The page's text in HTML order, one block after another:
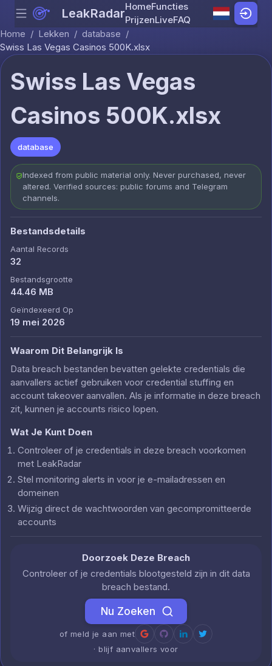
Skip to content
Menu LeakRadarHomeFuncties
PrijzenLiveFAQ
Home / Lekken / database /
Swiss Las Vegas Casinos 500K.xlsx
Swiss Las Vegas
Casinos 500K.xlsx
database
Indexed from public material only. Never purchased, never
altered. Verified sources: public forums and Telegram
channels.
Bestandsdetails
Aantal Records
32
Bestandsgrootte
44.46 MB
Geïndexeerd Op
19 mei 2026
Waarom Dit Belangrijk Is
Data breach bestanden bevatten gelekte credentials die
aanvallers actief gebruiken voor credential stuffing en
account takeover aanvallen. Als je informatie in deze breach
zit, kunnen je accounts risico lopen.
Wat Je Kunt Doen
Controleer of je credentials in deze breach voorkomen
met LeakRadar
Stel monitoring alerts in voor je e-mailadressen en
domeinen
Wijzig direct de wachtwoorden van gecompromitteerde
accounts
Doorzoek Deze Breach
Controleer of je credentials blootgesteld zijn in dit data
breach bestand.
Nu Zoeken
of meld je aan met
· blijf aanvallers voor